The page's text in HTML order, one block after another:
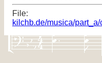
File:
kilchb.de/musica/